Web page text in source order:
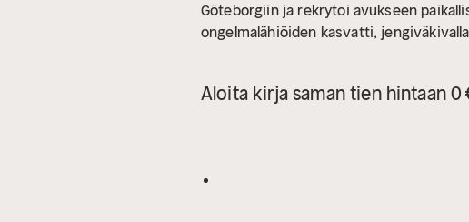
Göteborgiin ja rekrytoi avukseen
ongelmalähiöiden kasvatti,
Aloita kirja saman tien hintaan 0